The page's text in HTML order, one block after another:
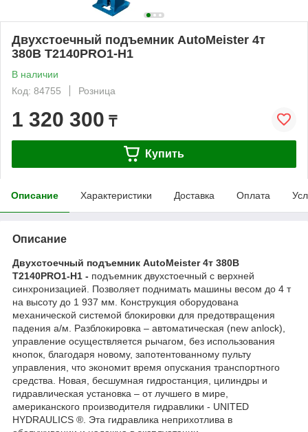
Двухстоечный подъемник AutoMeister 4т
380В T2140PRO1-H1
В наличии
Код: 84755
Розница
1 320 300 ₸
Купить
Описание Характеристики Доставка Оплата
Описание
Двухстоечный подъемник AutoMeister 4т 380В
T2140PRO1-H1 - подъемник двухстоечный с верхней
синхронизацией. Позволяет поднимать машины весом до 4 т
на высоту до 1 937 мм. Конструкция оборудована
механической системой блокировки для предотвращения
падения а/м. Разблокировка – автоматическая (new anlock),
управление осуществляется рычагом, без использования
кнопок, благодаря новому, запотентованному пульту
управления, что экономит время опускания транспортного
средства. Новая, бесшумная гидростанция, цилиндры и
гидравлическая установка – от лучшего в мире,
американского производителя гидравлики - UNITED
HYDRAULICS ®. Эта гидравлика неприхотлива в